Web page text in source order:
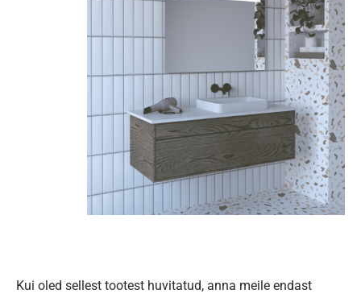
Kui oled sellest tootest huvitatud, anna meile endast